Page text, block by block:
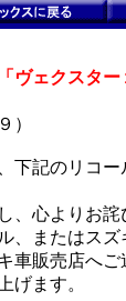
ヴェクスタ
）
下記のリコ
、心よりお
、またはス
車販売店へ
げます。